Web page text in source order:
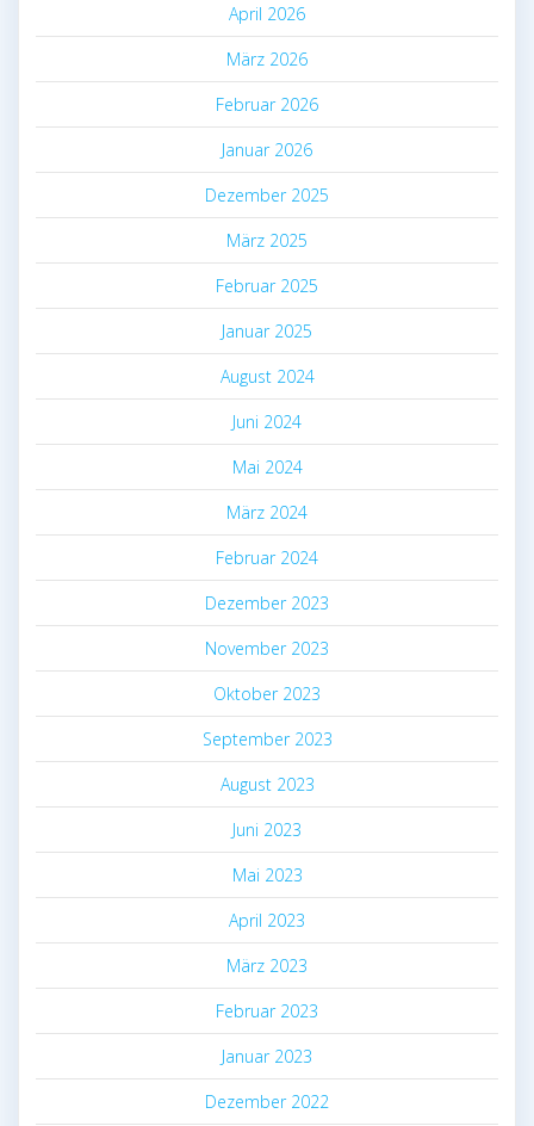
April 2026
März 2026
Februar 2026
Januar 2026
Dezember 2025
März 2025
Februar 2025
Januar 2025
August 2024
Juni 2024
Mai 2024
März 2024
Februar 2024
Dezember 2023
November 2023
Oktober 2023
September 2023
August 2023
Juni 2023
Mai 2023
April 2023
März 2023
Februar 2023
Januar 2023
Dezember 2022